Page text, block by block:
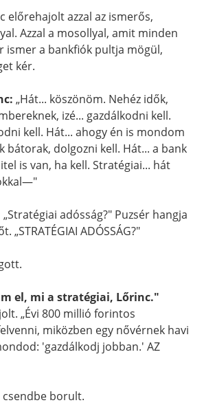
előrehajolt azzal az ismerős,
Azzal a mosollyal, amit minden
ismer a bankfiók pultja mögül,
kér.
„Hát... köszönöm. Nehéz idők,
izé... gazdálkodni kell.
kell. Hát... ahogy én is mondom
bátorak, dolgozni kell. Hát... a bank
is van, ha kell. Stratégiai... hát
„Stratégiai adósság?" Puzsér hangja
„STRATÉGIAI ADÓSSÁG?"
el, mi a stratégiai, Lőrinc."
„Évi 800 millió forintos
miközben egy nővérnek havi
'gazdálkodj jobban.' AZ
borult.